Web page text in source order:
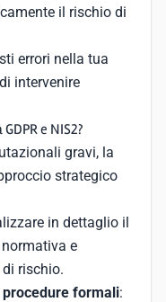
il rischio di
errori nella tua
intervenire
e NIS2?
gravi, la
strategico
in dettaglio il
e
rischio.
formali: